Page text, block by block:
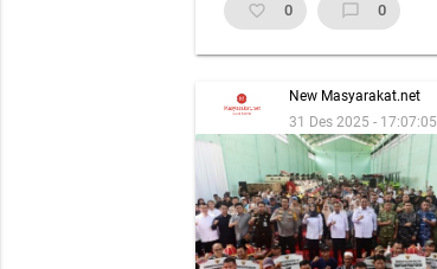
favorite_border 0 chat_bubble_outline 0
New Masyarakat.net
31 Des 2025 - 17:07:05